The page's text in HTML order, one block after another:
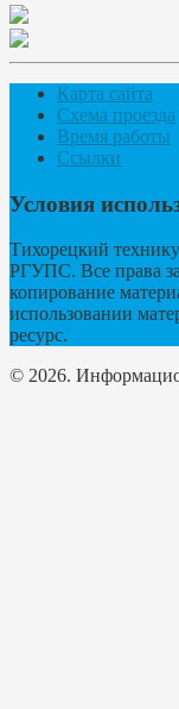
Карта сайта
Схема проезда
Время работы
Ссылки
Условия
Тихорецкий
РГУПС. Все права
копирование
использовании
ресурс.
© 2026.